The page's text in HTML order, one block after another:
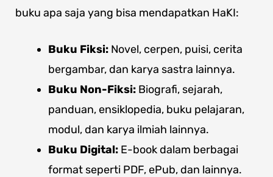
buku apa saja yang bisa mendapatkan HaKI:
Buku Fiksi: Novel, cerpen, puisi, cerita
bergambar, dan karya sastra lainnya.
Buku Non-Fiksi: Biografi, sejarah,
panduan, ensiklopedia, buku pelajaran,
modul, dan karya ilmiah lainnya.
Buku Digital: E-book dalam berbagai
format seperti PDF, ePub, dan lainnya.